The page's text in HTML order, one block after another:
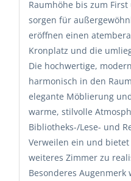
Raumhöhe bis zum
sorgen für
eröffnen einen
Kronplatz und die
Die hochwertige,
harmonisch in den
elegante Möblierung
warme, stilvolle
Bibliotheks-/Lese- und
Verweilen ein und
weiteres Zimmer zu
Besonderes